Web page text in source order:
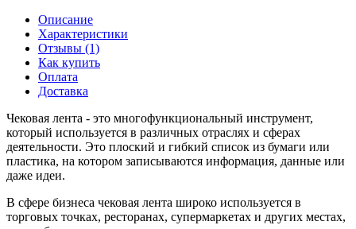
Описание
Характеристики
Отзывы (1)
Как купить
Оплата
Доставка
Чековая лента - это многофункциональный инструмент,
который используется в различных отраслях и сферах
деятельности. Это плоский и гибкий список из бумаги или
пластика, на котором записываются информация, данные или
даже идеи.
В сфере бизнеса чековая лента широко используется в
торговых точках, ресторанах, супермаркетах и других местах,